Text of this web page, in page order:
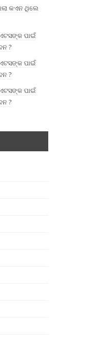
କଏନ ଥିଲେ
ପାଇଁ
?
ପାଇଁ
?
ପାଇଁ
?